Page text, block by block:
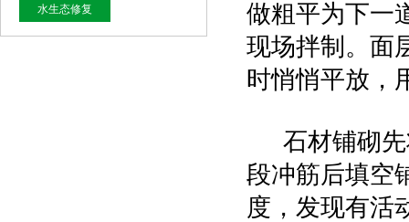
水生态修复
做粗平为下一
现场拌制。面
时悄悄平放，
石材铺砌先
段冲筋后填空
度，发现有活